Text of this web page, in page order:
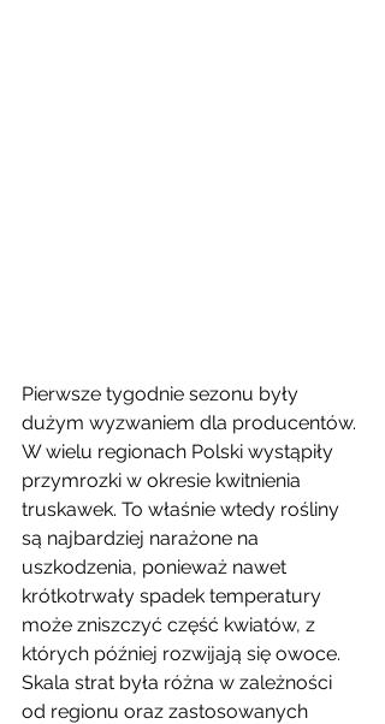
Pierwsze tygodnie sezonu były
dużym wyzwaniem dla producentów.
W wielu regionach Polski wystąpiły
przymrozki w okresie kwitnienia
truskawek. To właśnie wtedy rośliny
są najbardziej narażone na
uszkodzenia, ponieważ nawet
krótkotrwały spadek temperatury
może zniszczyć część kwiatów, z
których później rozwijają się owoce.
Skala strat była różna w zależności
od regionu oraz zastosowanych